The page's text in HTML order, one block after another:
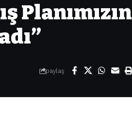
Planımızın
paylaş